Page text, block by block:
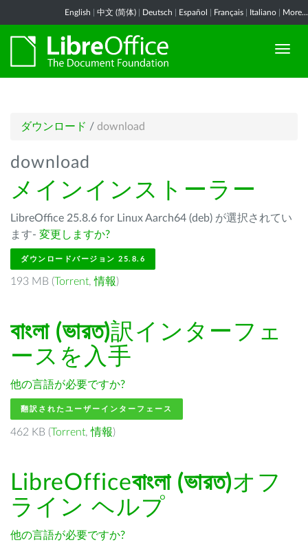
English 中文 (简体) Deutsch Español Français Italiano More...
ダウンロード / download
download
メインインストーラー
LibreOffice 25.8.6 for Linux Aarch64 (deb) が選択されてい
ます- 変更しますか?
ダウンロードバージョン 25.8.6
193 MB (Torrent,情報)
বাংলা (ভারত)訳インターフェ
ースを入手
他の言語が必要ですか?
翻訳されたユーザーインターフェース
462 KB (Torrent,情報)
LibreOfficeবাংলা (ভারত)オフ
ライン ヘルプ
他の言語が必要ですか?